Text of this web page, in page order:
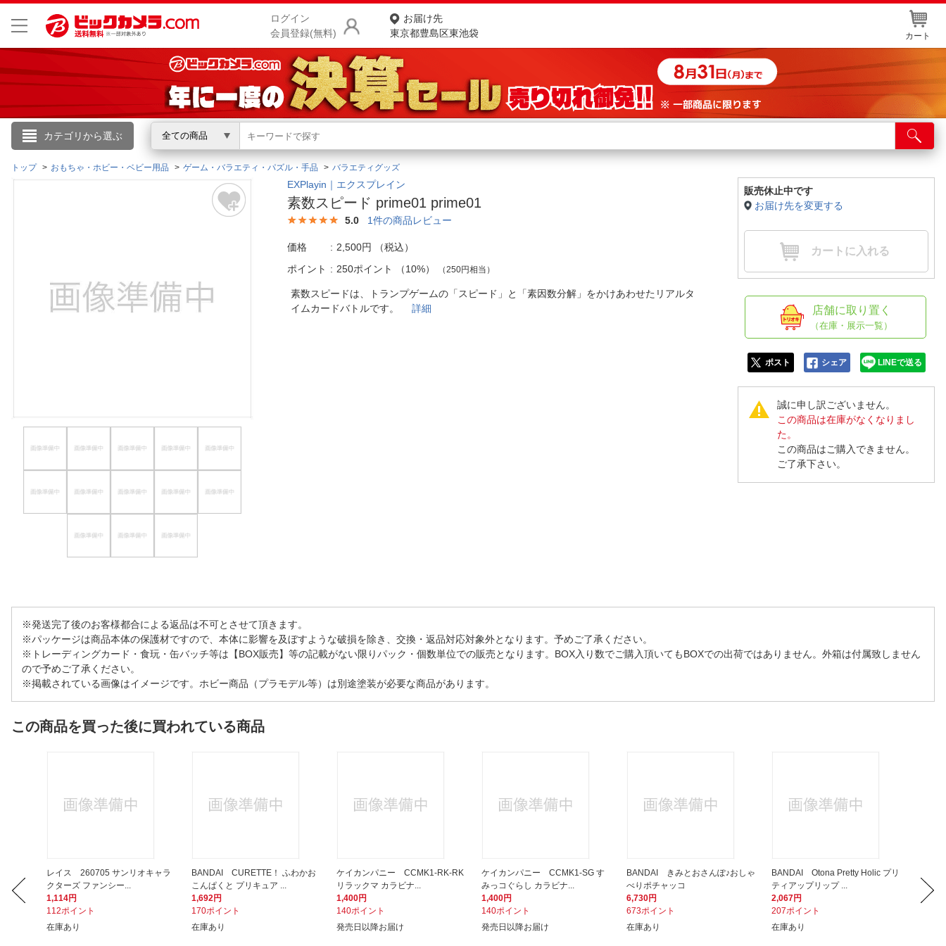
ログイン
会員登録(無料)
お届け先
東京都豊島区東池袋
カート
カテゴリから選ぶ 全ての商品
こんにちは
ログイン
閲覧履歴
商品をさがす
ランキングからさがす
カテゴリ一覧からさがす
お客様サポート
ご利用ガイド
店舗サービス
ネット取り置き
トップ おもちゃ・ホビー・ベビー用品 ゲーム・バラエティ・パズル・手品 バラエティグッズ
EXPlayin｜エクスプレイン
素数スピード prime01 prime01
5.0 1件の商品レビュー
価格 2,500円
（税込）
ポイント
250ポイント （10%） （250円相当）
素数スピードは、トランプゲームの「スピード」と「素因数分解」をかけあわせたリアルタ
イムカードバトルです。詳細
販売休止中です
お届け先を変更する
カートに入れる
店舗に取り置く
（在庫・展示一覧）
ポスト シェア LINEで送る
誠に申し訳ございません。
この商品は在庫がなくなりまし
た。
この商品はご購入できません。
ご了承下さい。
※発送完了後のお客様都合による返品は不可とさせて頂きます。
※パッケージは商品本体の保護材ですので、本体に影響を及ぼすような破損を除き、交換・返品対応対象外となります。予めご了承ください。
※トレーディングカード・食玩・缶バッチ等は【BOX販売】等の記載がない限りパック・個数単位での販売となります。BOX入り数でご購入頂いてもBOXでの出荷ではありません。外箱は付属致しません
ので予めご了承ください。
※掲載されている画像はイメージです。ホビー商品（プラモデル等）は別途塗装が必要な商品があります。
この商品を買った後に買われている商品
レイス 260705 サンリオキャラ
クターズ ファンシー...
1,114円
112ポイント
在庫あり
BANDAI CURETTE！ ふわかお
こんぱくと プリキュア ...
1,692円
170ポイント
在庫あり
ケイカンパニー CCMK1-RK-RK
リラックマ カラビナ...
1,400円
140ポイント
発売日以降お届け
ケイカンパニー CCMK1-SG す
みっコぐらし カラビナ...
1,400円
140ポイント
発売日以降お届け
BANDAI きみとおさんぽ♪おしゃ
べりポチャッコ
6,730円
673ポイント
在庫あり
BANDAI Otona Pretty Holic プリ
ティアップリップ ...
2,067円
207ポイント
在庫あり
ぷち
3,020円